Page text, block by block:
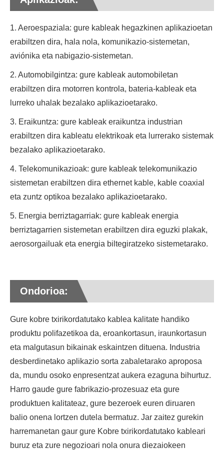
1. Aeroespaziala: gure kableak hegazkinen aplikazioetan
erabiltzen dira, hala nola, komunikazio-sistemetan,
aviónika eta nabigazio-sistemetan.
2. Automobilgintza: gure kableak automobiletan
erabiltzen dira motorren kontrola, bateria-kableak eta
lurreko uhalak bezalako aplikazioetarako.
3. Eraikuntza: gure kableak eraikuntza industrian
erabiltzen dira kableatu elektrikoak eta lurrerako sistemak
bezalako aplikazioetarako.
4. Telekomunikazioak: gure kableak telekomunikazio
sistemetan erabiltzen dira ethernet kable, kable coaxial
eta zuntz optikoa bezalako aplikazioetarako.
5. Energia berriztagarriak: gure kableak energia
berriztagarrien sistemetan erabiltzen dira eguzki plakak,
aerosorgailuak eta energia biltegiratzeko sistemetarako.
Ondorioa:
Gure kobre txirikordatutako kablea kalitate handiko
produktu polifazetikoa da, eroankortasun, iraunkortasun
eta malgutasun bikainak eskaintzen dituena. Industria
desberdinetako aplikazio sorta zabaletarako aproposa
da, mundu osoko enpresentzat aukera ezaguna bihurtuz.
Harro gaude gure fabrikazio-prozesuaz eta gure
produktuen kalitateaz, gure bezeroek euren diruaren
balio onena lortzen dutela bermatuz. Jar zaitez gurekin
harremanetan gaur gure Kobre txirikordatutako kableari
buruz eta zure negozioari nola onura diezaiokeen